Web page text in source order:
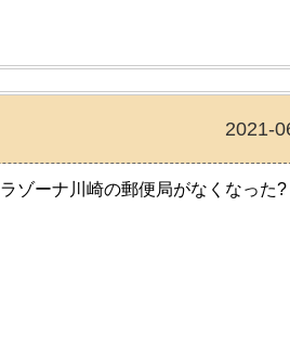
2021-
ラゾーナ川崎の郵便局がなくなった?